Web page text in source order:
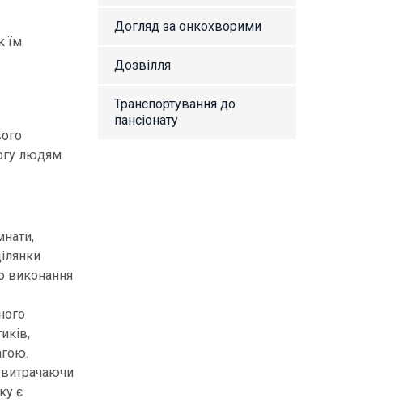
їм
людям
виконання
є
Догляд за онкохворими
Дозвілля
Транспортування до
пансіонату